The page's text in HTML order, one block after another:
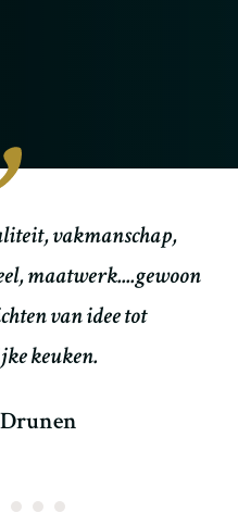
vakmanschap,
maatwerk....gewoon
van idee tot
keuken.